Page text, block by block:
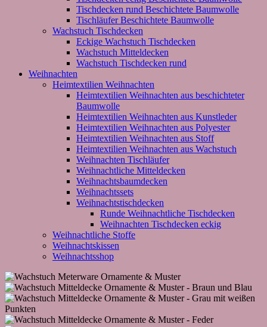
Tischdecken rund Beschichtete Baumwolle
Tischläufer Beschichtete Baumwolle
Wachstuch Tischdecken
Eckige Wachstuch Tischdecken
Wachstuch Mitteldecken
Wachstuch Tischdecken rund
Weihnachten
Heimtextilien Weihnachten
Heimtextilien Weihnachten aus beschichteter
Baumwolle
Heimtextilien Weihnachten aus Kunstleder
Heimtextilien Weihnachten aus Polyester
Heimtextilien Weihnachten aus Stoff
Heimtextilien Weihnachten aus Wachstuch
Weihnachten Tischläufer
Weihnachtliche Mitteldecken
Weihnachtsbaumdecken
Weihnachtssets
Weihnachtstischdecken
Runde Weihnachtliche Tischdecken
Weihnachten Tischdecken eckig
Weihnachtliche Stoffe
Weihnachtskissen
Weihnachtsshop